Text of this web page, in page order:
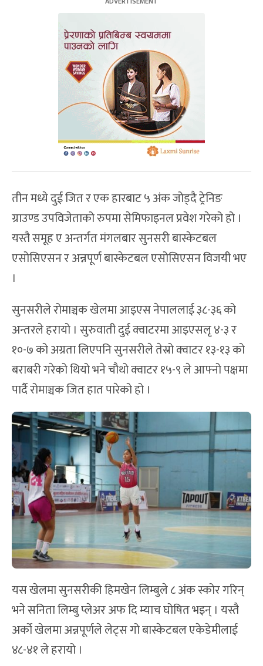
तीन मध्ये दुई जित र एक हारबाट ५ अंक जोड्दै ट्रेनिङ
ग्राउण्ड उपविजेताको रुपमा सेमिफाइनल प्रवेश गरेको हो ।
यस्तै समूह ए अन्तर्गत मंगलबार सुनसरी बास्केटबल
एसोसिएसन र अन्नपूर्ण बास्केटबल एसोसिएसन विजयी भए
।
सुनसरीले रोमाञ्चक खेलमा आइएस नेपाललाई ३८-३६ को
अन्तरले हरायो । सुरुवाती दुई क्वाटरमा आइएसलृ ४-३ र
१०-७ को अग्रता लिएपनि सुनसरीले तेस्रो क्वाटर १३-१३ को
बराबरी गरेको थियो भने चौथो क्वाटर १५-९ ले आफ्नो पक्षमा
पार्दै रोमाञ्चक जित हात पारेको हो ।
यस खेलमा सुनसरीकी हिमखेन लिम्बुले ८ अंक स्कोर गरिन्
भने सनिता लिम्बु प्लेअर अफ दि म्याच घोषित भइन् । यस्तै
अर्को खेलमा अन्नपूर्णले लेट्स गो बास्केटबल एकेडेमीलाई
४८-४१ ले हरायो ।